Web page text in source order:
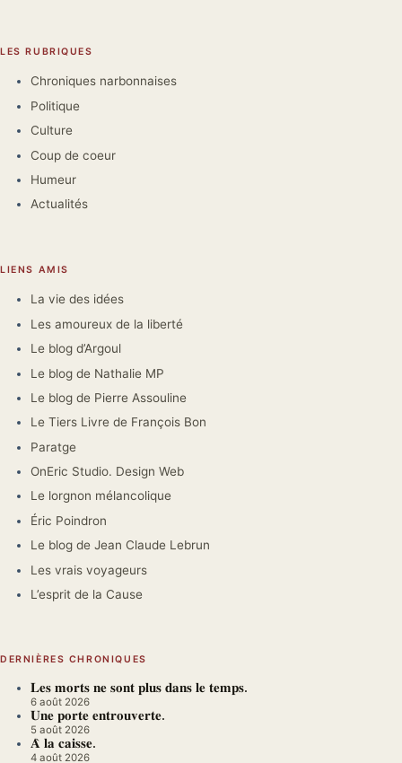
LES RUBRIQUES
Chroniques narbonnaises
Politique
Culture
Coup de coeur
Humeur
Actualités
LIENS AMIS
La vie des idées
Les amoureux de la liberté
Le blog d’Argoul
Le blog de Nathalie MP
Le blog de Pierre Assouline
Le Tiers Livre de François Bon
Paratge
OnEric Studio. Design Web
Le lorgnon mélancolique
Éric Poindron
Le blog de Jean Claude Lebrun
Les vrais voyageurs
L’esprit de la Cause
DERNIÈRES CHRONIQUES
𝐋𝐞𝐬 𝐦𝐨𝐫𝐭𝐬 𝐧𝐞 𝐬𝐨𝐧𝐭 𝐩𝐥𝐮𝐬 𝐝𝐚𝐧𝐬 𝐥𝐞 𝐭𝐞𝐦𝐩𝐬.
6 août 2026
𝐔𝐧𝐞 𝐩𝐨𝐫𝐭𝐞 𝐞𝐧𝐭𝐫𝐨𝐮𝐯𝐞𝐫𝐭𝐞.
5 août 2026
𝐀̀ 𝐥𝐚 𝐜𝐚𝐢𝐬𝐬𝐞.
4 août 2026